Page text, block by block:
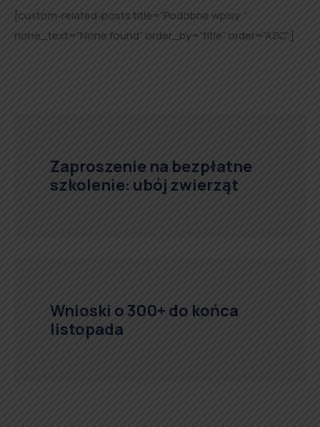
[custom-related-posts title=”Podobne wpisy:”
none_text=”None found” order_by=”title” order=”ASC”]
Zaproszenie na bezpłatne
szkolenie: ubój zwierząt
Wnioski o 300+ do końca
listopada